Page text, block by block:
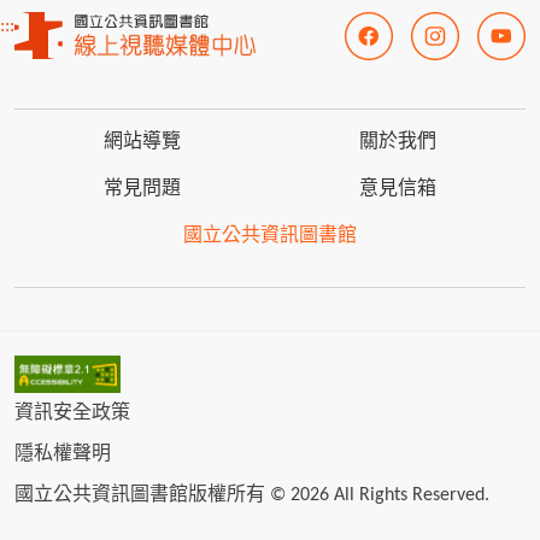
:::
網站導覽 關於我們
常見問題 意見信箱
國立公共資訊圖書館
資訊安全政策
隱私權聲明
國立公共資訊圖書館版權所有 © 2026 All Rights Reserved.